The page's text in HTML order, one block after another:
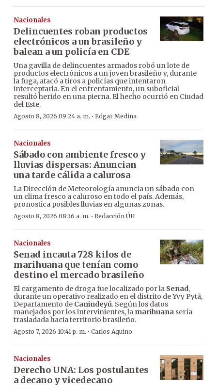
Nacionales
Delincuentes roban productos
electrónicos a un brasileño y
balean a un policía en CDE
Una gavilla de delincuentes armados robó un lote de
productos electrónicos a un joven brasileño y, durante
la fuga, atacó a tiros a policías que intentaron
interceptarla. En el enfrentamiento, un suboficial
resultó herido en una pierna. El hecho ocurrió en Ciudad
del Este.
Agosto 8, 2026 09:24 a. m. · Edgar Medina
Nacionales
Sábado con ambiente fresco y
lluvias dispersas: Anuncian
una tarde cálida a calurosa
La Dirección de Meteorología anuncia un sábado con
un clima fresco a caluroso en todo el país. Además,
pronostica posibles lluvias en algunas zonas.
Agosto 8, 2026 08:36 a. m. · Redacción ÚH
Nacionales
Senad incauta 728 kilos de
marihuana que tenían como
destino el mercado brasileño
El cargamento de droga fue localizado por la Senad,
durante un operativo realizado en el distrito de Yvy Pytã,
Departamento de Canindeyú. Según los datos
manejados por los intervinientes, la marihuana sería
trasladada hacia territorio brasileño.
Agosto 7, 2026 10:41 p. m. · Carlos Aquino
Nacionales
Derecho UNA: Los postulantes
a decano y vicedecano